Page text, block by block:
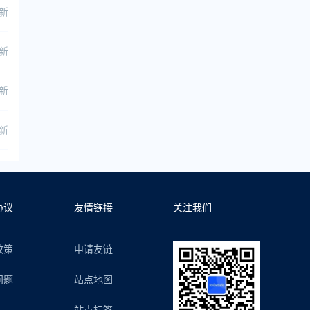
议
策
题
友情链接
申请友链
站点地图
关注我们